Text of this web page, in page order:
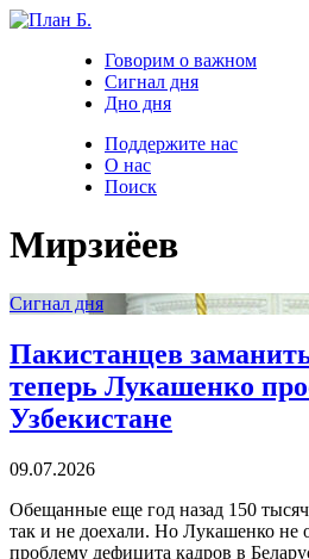
Говорим о важном
Сигнал дня
Дно дня
Поддержите нас
О нас
Поиск
Мирзиёев
Сигнал дня
Пакистанцев
теперь Лукашенко
Узбекистане
09.07.2026
Обещанные еще год назад 150
так и не доехали. Но Лукашенко не
проблему дефицита кадров в